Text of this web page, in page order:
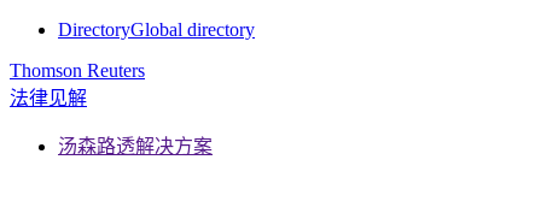
DirectoryGlobal directory
Thomson Reuters
法律见解
汤森路透解决方案